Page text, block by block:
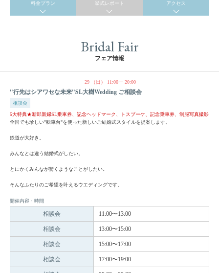
料金プラン 挙式レポート アクセス
Bridal Fair
フェア情報
29 （日） 11:00 20:00
"行先はシアワセな未来"SL大樹Wedding ご相談会
相談会
5大特典★新郎新婦SL乗車券、記念ヘッドマーク、トスブーケ、記念乗車券、制服写真撮影
全国でも珍しい"転車台"を使った新しいご結婚式スタイルを提案します。
鉄道が大好き。
みんなとは違う結婚式がしたい。
とにかくみんなが驚くようなことがしたい。
そんなふたりのご希望を叶えるウエディングです。
開催内容・時間
相談会 11:00〜13:00
相談会 13:00〜15:00
相談会 15:00〜17:00
相談会 17:00〜19:00